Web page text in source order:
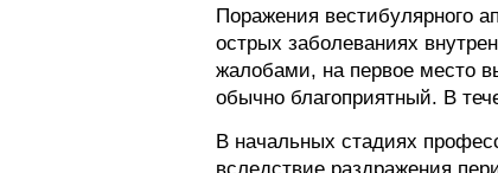
Поражения вестибулярного
острых заболеваниях
жалобами, на первое место
обычно благоприятный. В
В начальных стадиях